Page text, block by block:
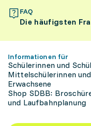
FAQ
Die häufigsten
Informationen für
Schülerinnen und
Mittelschülerinnen
Erwachsene
Shop SDBB:
und Laufbahnplanung